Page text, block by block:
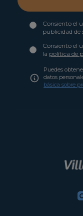
Consiento el
publicidad de
Consiento el
la política de
Puedes
datos
básica sobre